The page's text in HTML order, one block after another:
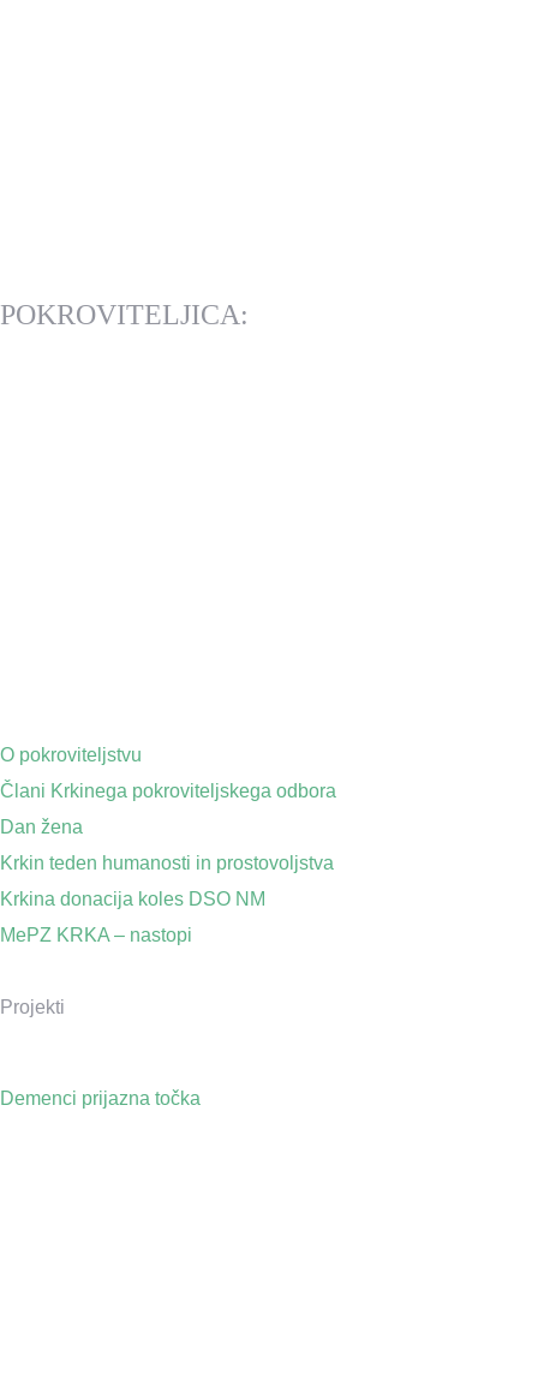
POKROVITELJICA:
O pokroviteljstvu
Člani Krkinega pokroviteljskega odbora
Dan žena
Krkin teden humanosti in prostovoljstva
Krkina donacija koles DSO NM
MePZ KRKA – nastopi
Projekti
Demenci prijazna točka